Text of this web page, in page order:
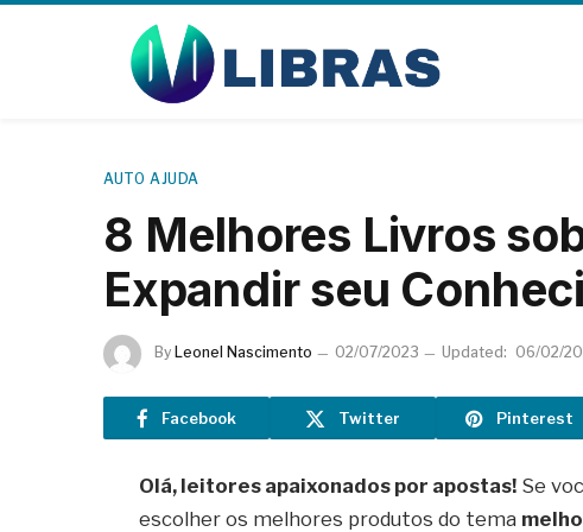
AUTO AJUDA
8 Melhores Livros
Expandir seu
By Leonel Nascimento 02/07/2023 Updated: 06/02/
Facebook Twitter Pinterest
Olá, leitores apaixonados por apostas! Se
escolher os melhores produtos do tema